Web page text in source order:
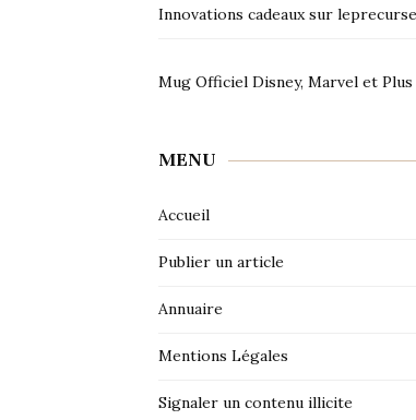
Innovations cadeaux sur
Mug Officiel Disney, Marvel et
MENU
Accueil
Publier un article
Annuaire
Mentions Légales
Signaler un contenu illicite